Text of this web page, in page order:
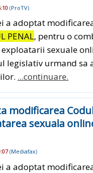
(ProTV)
a adoptat
PENAL, pentru o
sexuale
legislativ urmand sa
...continuare.
modificarea
sexuala
(Mediafax)
a adoptat